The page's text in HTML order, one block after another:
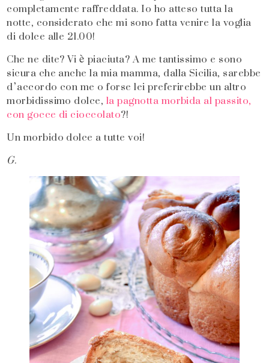
completamente raffreddata. Io ho atteso tutta la
notte, considerato che mi sono fatta venire la voglia
di dolce alle 21.00!
Che ne dite? Vi è piaciuta? A me tantissimo e sono
sicura che anche la mia mamma, dalla Sicilia, sarebbe
d’accordo con me o forse lei preferirebbe un altro
morbidissimo dolce,la pagnotta morbida al passito,
con gocce di cioccolato?!
Un morbido dolce a tutte voi!
G.